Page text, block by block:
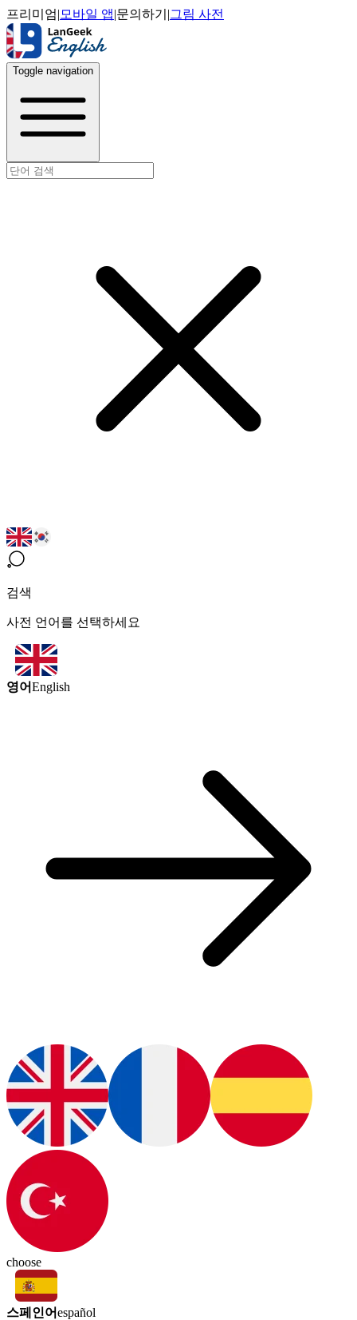
프리미엄| 모바일 앱|문의하기 |그림 사전
Toggle navigation
검색
사전 언어를 선택하세요
영어English
choose
스페인어español